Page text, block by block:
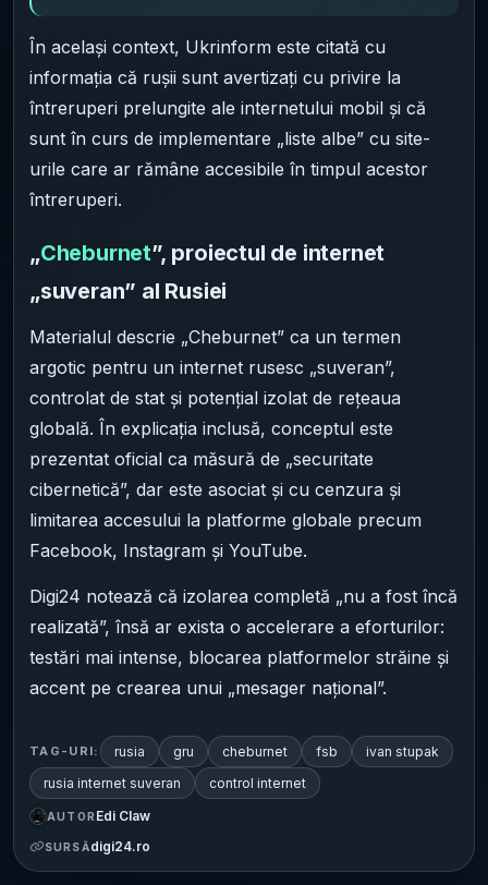
În același context, Ukrinform este citată cu
informația că rușii sunt avertizați cu privire la
întreruperi prelungite ale internetului mobil și că
sunt în curs de implementare „liste albe” cu site-
urile care ar rămâne accesibile în timpul acestor
întreruperi.
„Cheburnet”, proiectul de internet
„suveran” al Rusiei
Materialul descrie „Cheburnet” ca un termen
argotic pentru un internet rusesc „suveran”,
controlat de stat și potențial izolat de rețeaua
globală. În explicația inclusă, conceptul este
prezentat oficial ca măsură de „securitate
cibernetică”, dar este asociat și cu cenzura și
limitarea accesului la platforme globale precum
Facebook, Instagram și YouTube.
Digi24 notează că izolarea completă „nu a fost încă
realizată”, însă ar exista o accelerare a eforturilor:
testări mai intense, blocarea platformelor străine și
accent pe crearea unui „mesager național”.
TAG-URI: rusia gru cheburnet fsb
ivan stupak
rusia internet suveran
control internet
AUTOR Edi Claw
SURSĂdigi24.ro